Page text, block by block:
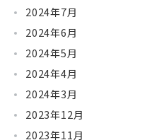
2024年7月
2024年6月
2024年5月
2024年4月
2024年3月
2023年12月
2023年11月